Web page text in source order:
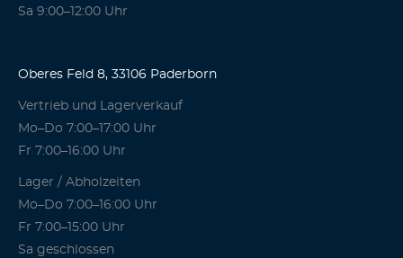
Sa 9:00–12:00 Uhr
Oberes Feld 8, 33106 Paderborn
Vertrieb und Lagerverkauf
Mo–Do 7:00–17:00 Uhr
Fr 7:00–16:00 Uhr
Lager / Abholzeiten
Mo–Do 7:00–16:00 Uhr
Fr 7:00–15:00 Uhr
Sa geschlossen